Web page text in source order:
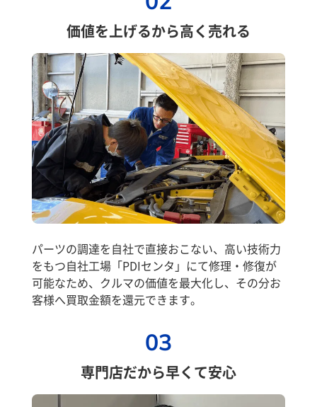
価値を上げるから高く売れる
パーツの調達を自社で直接おこない、高い技術力
をもつ自社工場「PDIセンタ」にて修理・修復が
可能なため、クルマの価値を最大化し、その分お
客様へ買取金額を還元できます。
03
専門店だから早くて安心